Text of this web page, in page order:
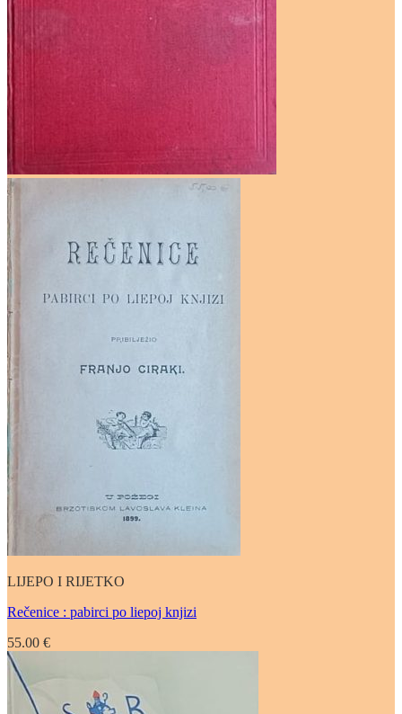
LIJEPO I RIJETKO
Rečenice : pabirci po liepoj knjizi
55.00 €